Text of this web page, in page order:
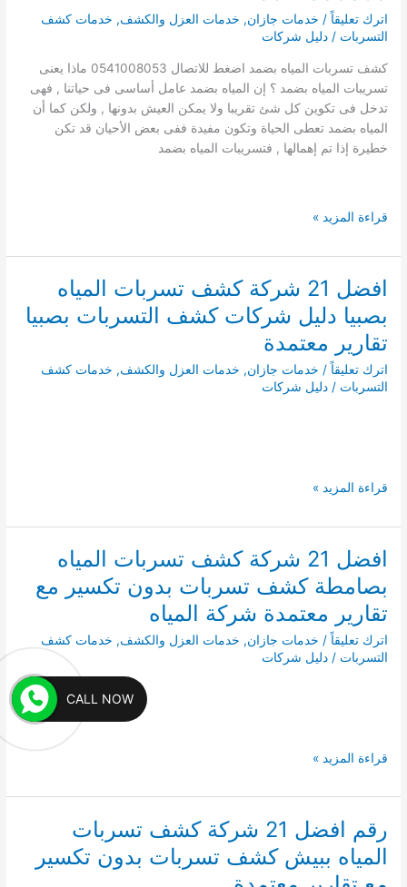
المياه
بالعارضة
اترك تعليقاً / خدمات جازان, خدمات العزل والكشف, خدمات كشف
التسربات /دليل شركات
كشف تسربات المياه بضمد اضغط للاتصال 0541008053 ماذا يعنى
تسريبات المياه بضمد ؟ إن المياه بضمد عامل أساسى فى حياتنا , فهى
تدخل فى تكوين كل شئ تقريبا ولا يمكن العيش بدونها , ولكن كما أن
المياه بضمد تعطى الحياة وتكون مفيدة ففى بعض الأحيان قد تكن
خطيرة إذا تم إهمالها , فتسريبات المياه بضمد
شركة
تسربات
المياه
بضمد
0541008053
قراءة المزيد »
افضل 21 شركة كشف تسربات المياه
بصبيا دليل شركات كشف التسربات بصبيا
تقارير معتمدة
اترك تعليقاً / خدمات جازان, خدمات العزل والكشف, خدمات كشف
التسربات /دليل شركات
افضل
شركة
كشف
تسربات
المياه
بصبيا
شركات
كشف
قراءة المزيد »
افضل 21 شركة كشف تسربات المياه
بصامطة كشف تسربات بدون تكسير مع
تقارير معتمدة شركة المياه
اترك تعليقاً / خدمات جازان, خدمات العزل والكشف, خدمات كشف
التسربات /دليل شركات
افضل
شركة
تسربات
المياه
بصامطة
قراءة المزيد »
رقم افضل 21 شركة كشف تسربات
المياه ببيش كشف تسربات بدون تكسير
CALL NOW